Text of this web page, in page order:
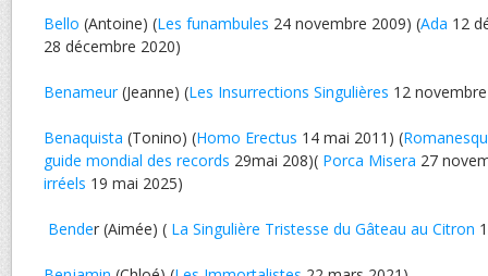
Bello (Antoine) (Les funambules 24 novembre 2009) (Ada 12
28 décembre 2020)
Benameur(Jeanne) (Les Insurrections Singulières 12
Benaquista (Tonino) (Homo Erectus 14 mai 2011) (
guide mondial des records 29mai 208)( Porca Misera 27
irréels 19 mai 2025)
Bender (Aimée) ( La Singulière Tristesse du Gâteau au Citron